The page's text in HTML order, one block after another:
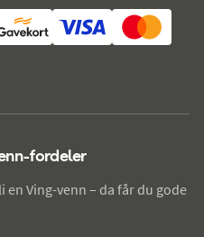
fordeler
en Ving-venn – da får du gode